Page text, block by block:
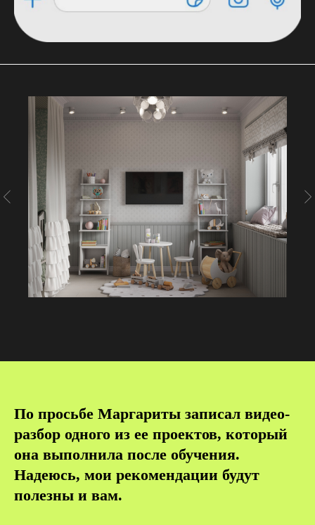
По просьбе Маргариты записал видео-
разбор одного из ее проектов, который
она выполнила после обучения.
Надеюсь, мои рекомендации будут
полезны и вам.